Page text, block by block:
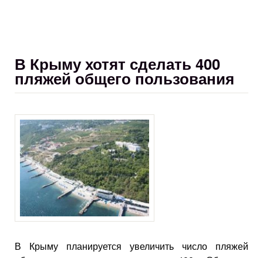
В Крыму хотят сделать 400
пляжей общего пользования
В Крыму планируется увеличить число пляжей